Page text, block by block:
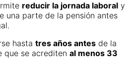
reducir la jornada laboral y
una parte de la pensión antes
hasta tres años antes de la
que se acrediten al menos 33